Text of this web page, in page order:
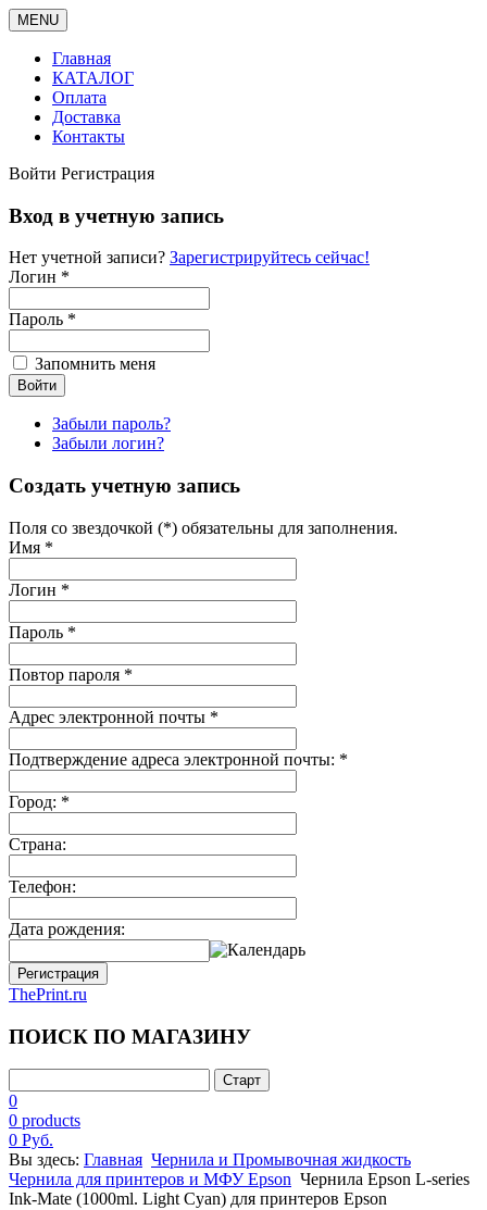
MENU
Главная
КАТАЛОГ
Оплата
Доставка
Контакты
Войти Регистрация
Вход в учетную запись
Нет учетной записи? Зарегистрируйтесь сейчас!
Логин *
Пароль *
Запомнить меня
Забыли пароль?
Забыли логин?
Создать учетную запись
Поля со звездочкой (*) обязательны для заполнения.
Имя *
Логин *
Пароль *
Повтор пароля *
Адрес электронной почты *
Подтверждение адреса электронной почты: *
Город: *
Страна:
Телефон:
Дата рождения:
Регистрация
ThePrint.ru
ПОИСК ПО МАГАЗИНУ
0
0 products
0 Руб.
Вы здесь: Главная Чернила и Промывочная жидкость
Чернила для принтеров и МФУ Epson Чернила Epson L-series
Ink-Mate (1000ml. Light Cyan) для принтеров Epson